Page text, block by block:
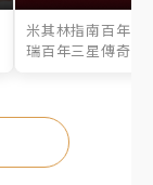
米其林指南百年之
瑞百年三星傳奇、